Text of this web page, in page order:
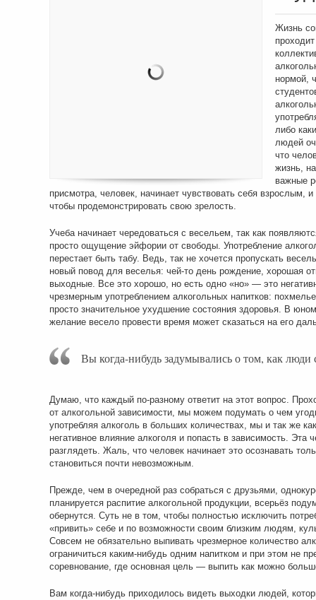
Жизнь
нормой,
либо
людей
что
жизнь,
важные
присмотра, человек, начинает чувствовать себя взрослым,
чтобы продемонстрировать свою зрелость.
Учеба начинает чередоваться с весельем, так как
просто ощущение эйфории от свободы. Употребление
перестает быть табу. Ведь, так не хочется пропускать
новый повод для веселья: чей-то день рождение, хорошая
выходные. Все это хорошо, но есть одно «но» — это
чрезмерным употреблением алкогольных напитков:
просто значительное ухудшение состояния здоровья. В
желание весело провести время может сказаться на его
Вы когда-нибудь задумывались о том, как люди
Думаю, что каждый по-разному ответит на этот вопрос.
от алкогольной зависимости, мы можем подумать о чем
употребляя алкоголь в больших количествах, мы и так же
негативное влияние алкоголя и попасть в зависимость. Эта
разглядеть. Жаль, что человек начинает это осознавать
становиться почти невозможным.
Прежде, чем в очередной раз собраться с друзьями,
планируется распитие алкогольной продукции, всерьёз
обернутся. Суть не в том, чтобы полностью исключить
«привить» себе и по возможности своим близким людям,
Совсем не обязательно выпивать чрезмерное количество
ограничиться каким-нибудь одним напитком и при этом не
соревнование, где основная цель — выпить как можно
Вам когда-нибудь приходилось видеть выходки людей,